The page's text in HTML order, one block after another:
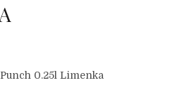
0.25l Limenka